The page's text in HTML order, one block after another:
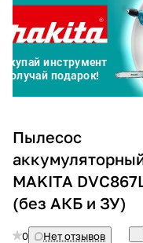
Пылесос
MAKITA
(без АКБ и ЗУ)
0
Нет отзывов
Разбейте
оплатуна
без
График платежей
Сегодня
25